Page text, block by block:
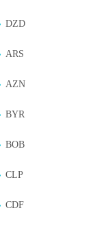
DZD
ARS
AZN
BYR
BOB
CLP
CDF